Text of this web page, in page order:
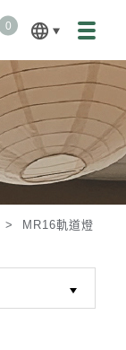
language
0
>
MR16軌道燈